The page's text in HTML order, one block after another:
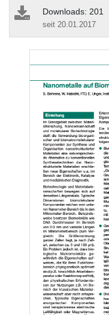
Downloads: 201
seit 20.01.2017